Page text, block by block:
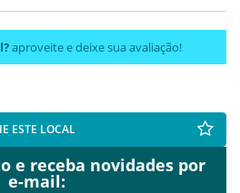
aproveite e deixe sua avaliação!
ESTE LOCAL
e receba novidades por
e-mail: